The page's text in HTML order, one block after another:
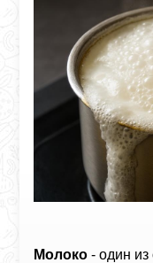
Молоко - один